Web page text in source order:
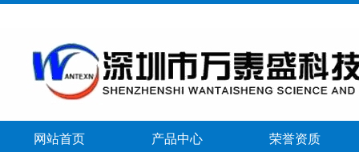
网站首页 产品中心 荣誉资质